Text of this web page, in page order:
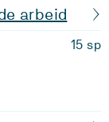
arbeid
15 sp